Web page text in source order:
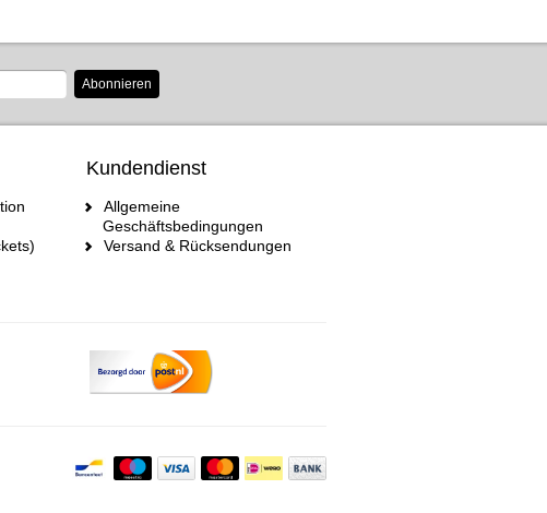
Abonnieren
Kundendienst
Allgemeine
Geschäftsbedingungen
Versand & Rücksendungen